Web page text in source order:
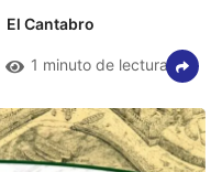
El Cantabro
1 minuto de lectura